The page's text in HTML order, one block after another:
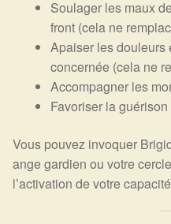
Soulager les maux
front (cela ne
Apaiser les douleurs
concernée (cela ne
Accompagner les
Favoriser la
Vous pouvez invoquer
ange gardien ou votre
l’activation de votre